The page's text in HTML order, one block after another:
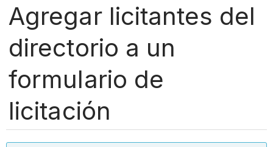
Agregar licitantes del
directorio a un
formulario de
licitación